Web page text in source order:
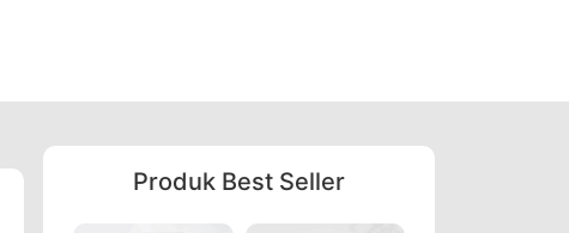
Produk Best Seller